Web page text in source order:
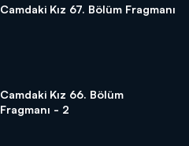
Camdaki Kız 67. Bölüm Fragmanı
Camdaki Kız 66. Bölüm
Fragmanı - 2